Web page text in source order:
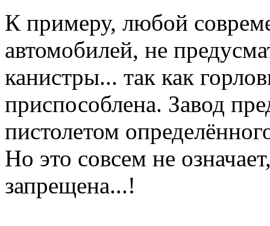
К примеру, любой
автомобилей, не
канистры... так как
приспособлена. Завод
пистолетом
Но это совсем не
запрещена...!